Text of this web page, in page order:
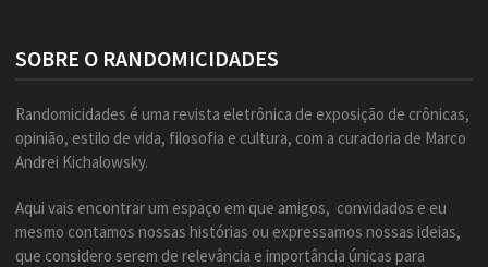
SOBRE O RANDOMICIDADES
Randomicidades é uma revista eletrônica de exposição de crônicas,
opinião, estilo de vida, filosofia e cultura, com a curadoria de Marco
Andrei Kichalowsky.
Aqui vais encontrar um espaço em que amigos, convidados e eu
mesmo contamos nossas histórias ou expressamos nossas ideias,
que considero serem de relevância e importância únicas para